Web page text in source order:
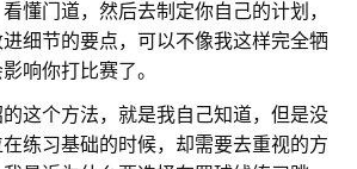
懂门道，然后去制定你自己的计划，
细节的要点，可以不像我这样完全牺
响你打比赛了。
这个方法，就是我自己知道，但是没
练习基础的时候，却需要去重视的方